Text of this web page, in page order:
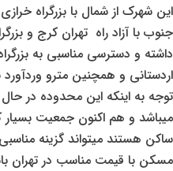
این شهرک از شمال با بزرگراه
جنوب با آزاد راه تهران کرج و
داشته و دسترسی مناسبی به
اردستانی و همچنین مترو وردآورد
توجه به اینکه این محدوده در
میباشد و هم اکنون جمعیت
ساکن هستند میتواند گزینه
مسکن با قیمت مناسب در تهران